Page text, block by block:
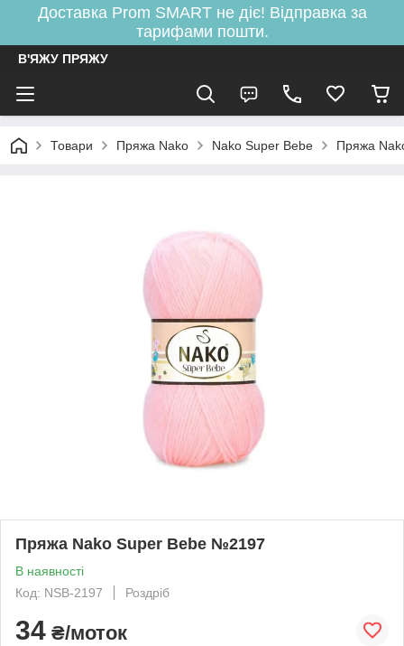
Доставка Prom SMART не діє! Відправка за
тарифами пошти.
В'ЯЖУ ПРЯЖУ
Товари Пряжа Nako Nako Super Bebe Пряжа
Пряжа Nako Super Bebe №2197
В наявності
Код: NSB-2197
Роздріб
34 ₴/моток